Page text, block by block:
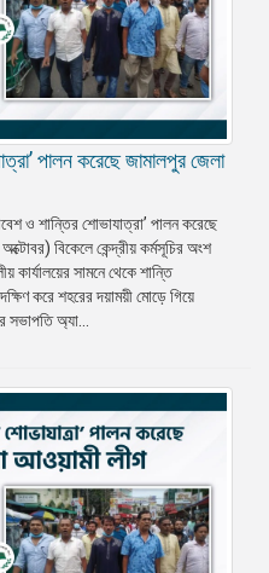
পালন করেছে জামালপুর জেলা
ও শান্তির শোভাযাত্রা’ পালন করেছে
বিকেলে কেন্দ্রীয় কর্মসূচির অংশ
কার্যালয়ের সামনে থেকে শান্তি
করে শহরের দয়াময়ী মোড়ে গিয়ে
অ্যা...